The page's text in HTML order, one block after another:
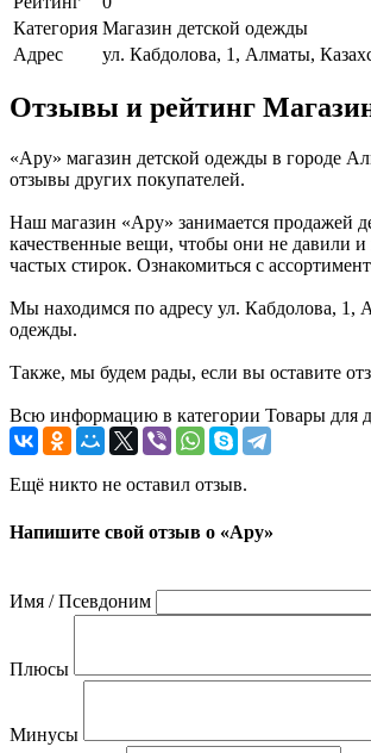
Категория Магазин детской одежды
Адрес
ул. Кабдолова, 1, Алматы,
Отзывы и рейтинг
«Ару» магазин детской одежды в городе
отзывы других покупателей.
Наш магазин «Ару» занимается продажей
качественные вещи, чтобы они не давили
частых стирок. Ознакомиться с
Мы находимся по адресу ул. Кабдолова, 1,
одежды.
Также, мы будем рады, если вы оставите
Всю информацию в категории Товары для
Ещё никто не оставил отзыв.
Напишите свой отзыв о «Ару»
Имя / Псевдоним
Плюсы
Минусы